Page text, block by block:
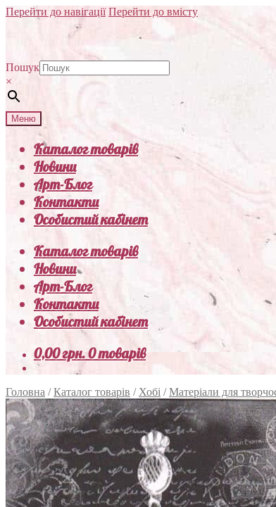
Перейти до навігації Перейти до вмісту
Пошук
×
Меню
Каталог товарів
Новини
Арт-Блог
Контакти
Особистий кабінет
Каталог товарів
Новини
Арт-Блог
Контакти
Особистий кабінет
0,00грн.0 товарів
Головна /Каталог товарів / Хобі /Матеріали для